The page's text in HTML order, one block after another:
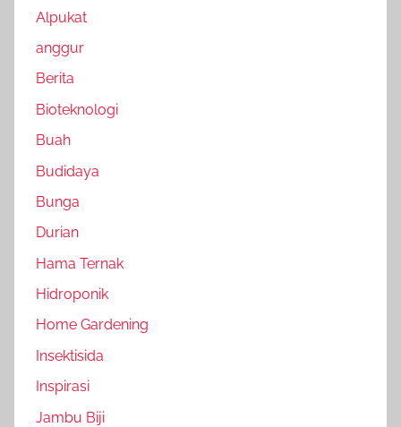
Alpukat
anggur
Berita
Bioteknologi
Buah
Budidaya
Bunga
Durian
Hama Ternak
Hidroponik
Home Gardening
Insektisida
Inspirasi
Jambu Biji